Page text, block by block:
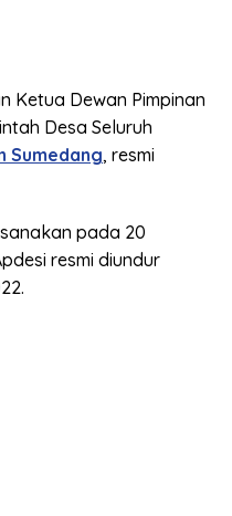
Ketua Dewan Pimpinan
Desa Seluruh
Sumedang, resmi
pada 20
resmi diundur